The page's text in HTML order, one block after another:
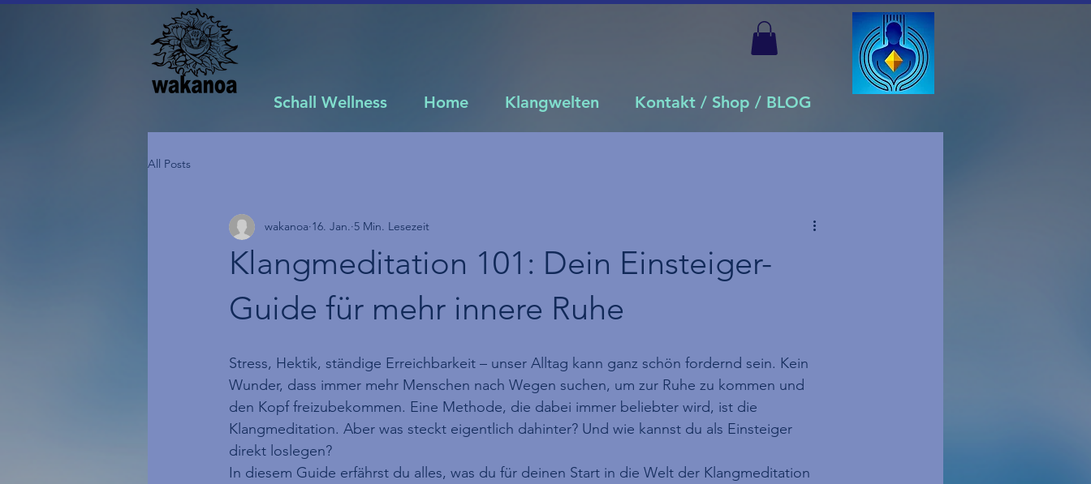
Schall Wellness Home Klangwelten Kontakt / Shop / BLOG
All Posts
Klangmeditation 101: Dein Einsteiger-
Guide für mehr innere Ruhe
wakanoa 16. Jan. 5 Min. Lesezeit
Stress, Hektik, ständige Erreichbarkeit – unser Alltag kann ganz schön fordernd sein. Kein
Wunder, dass immer mehr Menschen nach Wegen suchen, um zur Ruhe zu kommen und
den Kopf freizubekommen. Eine Methode, die dabei immer beliebter wird, ist die
Klangmeditation. Aber was steckt eigentlich dahinter? Und wie kannst du als Einsteiger
direkt loslegen?
In diesem Guide erfährst du alles, was du für deinen Start in die Welt der Klangmeditation